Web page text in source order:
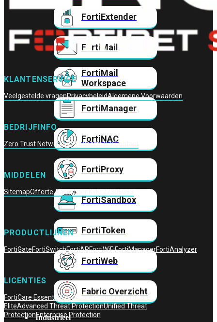
FortiExtender
FortiMail
FortiMail
Workspace
FortiManager
FortiNAC
FortiProxy
FortiSandbox
FortiToken
FortiWeb
Fabric Overzicht
Industrieel
KLANTENSERVICE
Veelgestelde vragenPrivacybeleidAlgemene Voorwaarden
BEDRIJFINFO
Zero Trust NetworksWifi Experts B.V.Contact
MIDDELEN
SitemapOfferte Aanvragen
PRODUCTLIJNEN
FortiGateFortiSwitchFortiAPFortiWiFiFortiManagerFortiAnalyzer
LICENTIES
FortiCare EssentialsFortiCare PremiumFortiCare
EliteAdvanced Threat ProtectionUnified Threat
ProtectionEnterprise Protection